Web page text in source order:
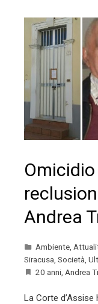
Andrea
Ambiente
Siracusa Società
20 anni Andrea
La Corte